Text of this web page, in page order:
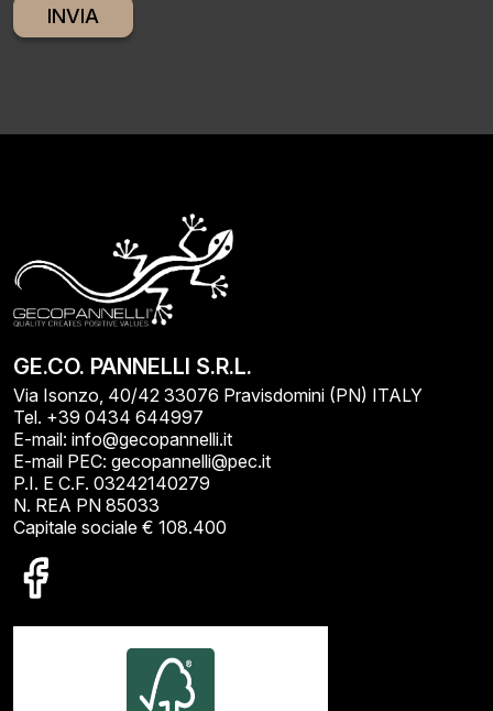
GE.CO. PANNELLI S.R.L.
Via Isonzo, 40/42 33076 Pravisdomini (PN) ITALY
Tel. +39 0434 644997
E-mail: info@gecopannelli.it
E-mail PEC: gecopannelli@pec.it
P.I. E C.F. 03242140279
N. REA PN 85033
Capitale sociale € 108.400